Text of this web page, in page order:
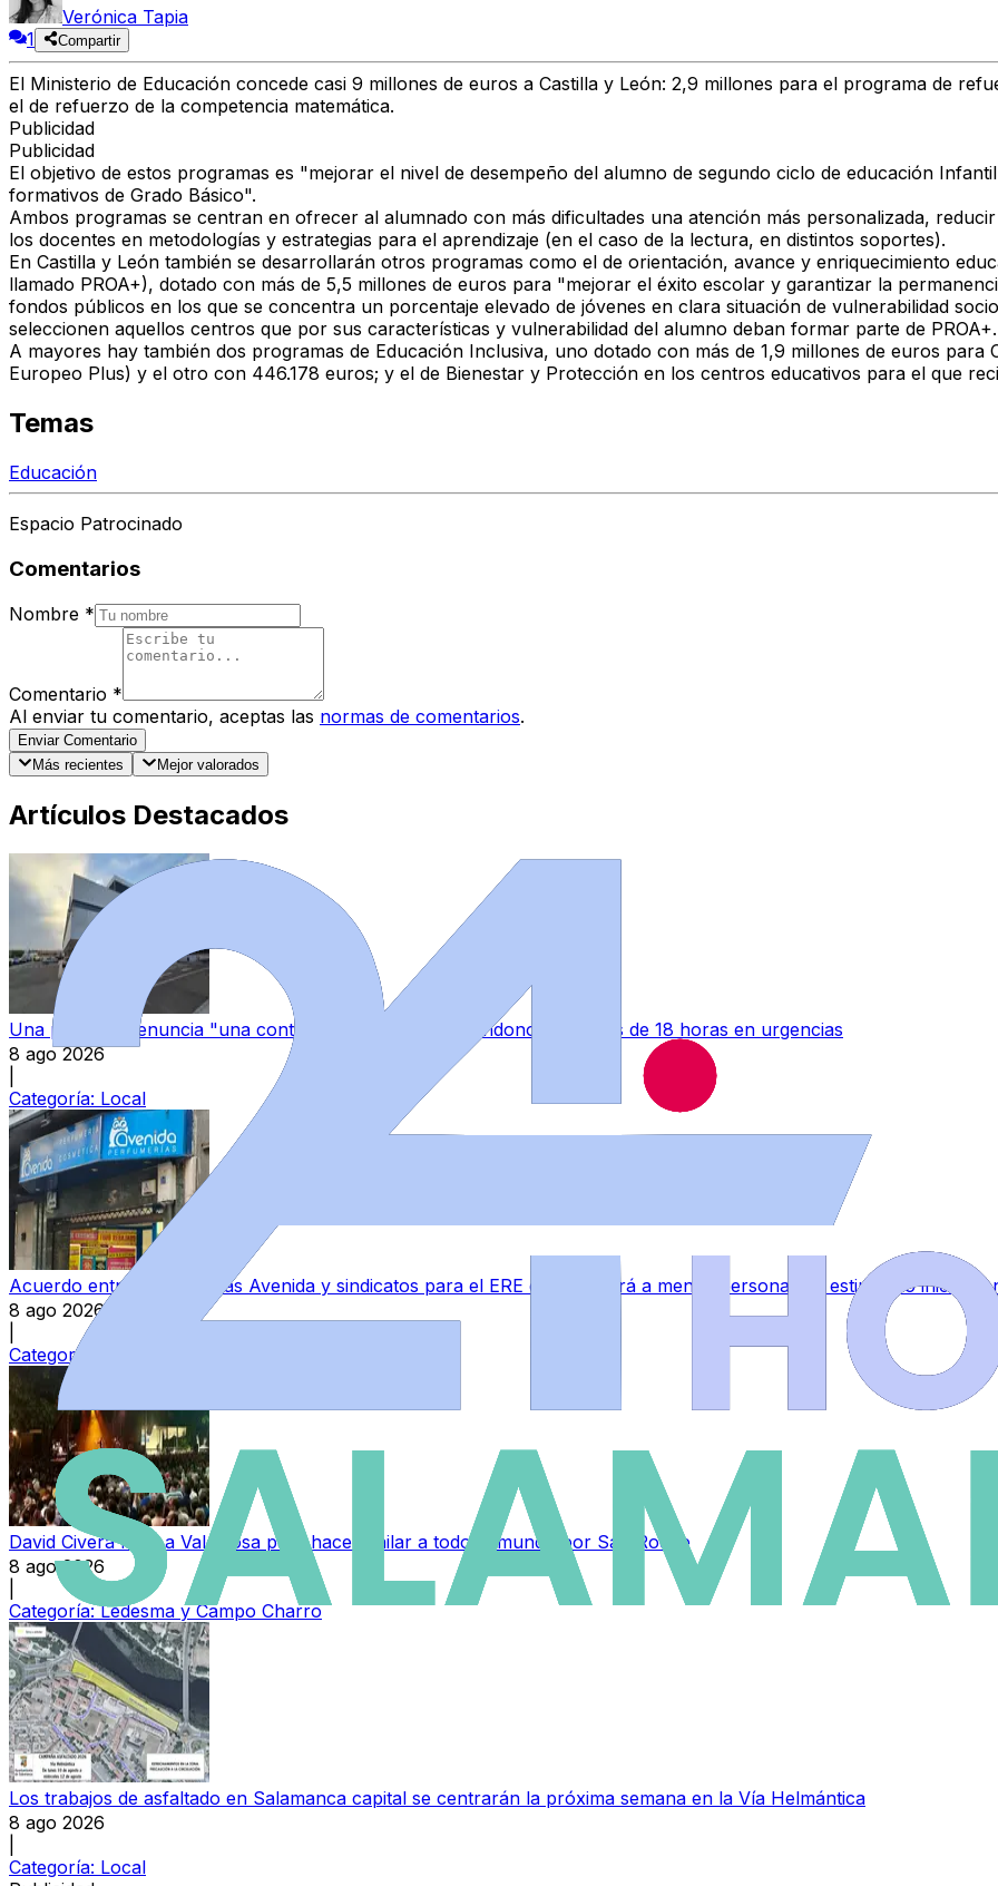
Verónica Tapia
1
Compartir
El Ministerio de Educación concede casi 9 millones de euros a Castilla y León: 2,9 millones para el programa de
el de refuerzo de la competencia matemática.
Publicidad
Publicidad
El objetivo de estos programas es "mejorar el nivel de desempeño del alumno de segundo ciclo de educación
formativos de Grado Básico".
Ambos programas se centran en ofrecer al alumnado con más dificultades una atención más personalizada,
los docentes en metodologías y estrategias para el aprendizaje (en el caso de la lectura, en distintos soportes).
En Castilla y León también se desarrollarán otros programas como el de orientación, avance y enriquecimiento
llamado PROA+), dotado con más de 5,5 millones de euros para "mejorar el éxito escolar y garantizar la
fondos públicos en los que se concentra un porcentaje elevado de jóvenes en clara situación de vulnerabilidad
seleccionen aquellos centros que por sus características y vulnerabilidad del alumno deban formar parte de PROA+.
A mayores hay también dos programas de Educación Inclusiva, uno dotado con más de 1,9 millones de euros
Europeo Plus) y el otro con 446.178 euros; y el de Bienestar y Protección en los centros educativos para el que
Temas
Educación
Espacio Patrocinado
Comentarios
Nombre *
Comentario *
Al enviar tu comentario, aceptas las normas de comentarios.
Enviar Comentario
Más recientes
Mejor valorados
Artículos Destacados
Una paciente denuncia "una continua sensación de abandono" tras más de 18 horas en urgencias
8 ago 2026
Categoría: Local
Acuerdo entre Perfumerías Avenida y sindicatos para el ERE que afectará a menos personal del estipulado
8 ago 2026
Categoría:
David Civera llega a Valdelosa para hacer bailar a todo el mundo por San Roque
8 ago 2026
Categoría:Ledesma y Campo Charro
Los trabajos de asfaltado en Salamanca capital se centrarán la próxima semana en la Vía Helmántica
8 ago 2026
Categoría: Local